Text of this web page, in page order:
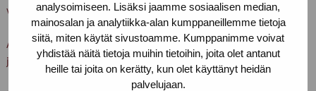
analysoimiseen. Lisäksi jaamme sosiaalisen median,
mainosalan ja analytiikka-alan kumppaneillemme tietoja
siitä, miten käytät sivustoamme. Kumppanimme voivat
yhdistää näitä tietoja muihin tietoihin, joita olet antanut
heille tai joita on kerätty, kun olet käyttänyt heidän
palvelujaan.
vedä ovenkahvasta.
Asioithan meillä vain terveenä. Pidetään huolta itsestämme
ja toisistamme